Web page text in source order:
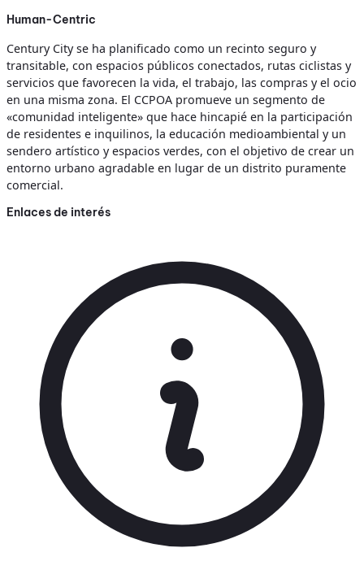
Human-Centric
Century City se ha planificado como un recinto seguro y
transitable, con espacios públicos conectados, rutas ciclistas y
servicios que favorecen la vida, el trabajo, las compras y el ocio
en una misma zona. El CCPOA promueve un segmento de
«comunidad inteligente» que hace hincapié en la participación
de residentes e inquilinos, la educación medioambiental y un
sendero artístico y espacios verdes, con el objetivo de crear un
entorno urbano agradable en lugar de un distrito puramente
comercial.
Enlaces de interés